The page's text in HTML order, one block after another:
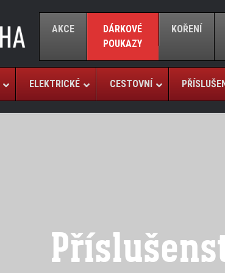
AKCE
DÁRKOVÉ
POUKAZY
KOŘENÍ
ELEKTRICKÉ CESTOVNÍ